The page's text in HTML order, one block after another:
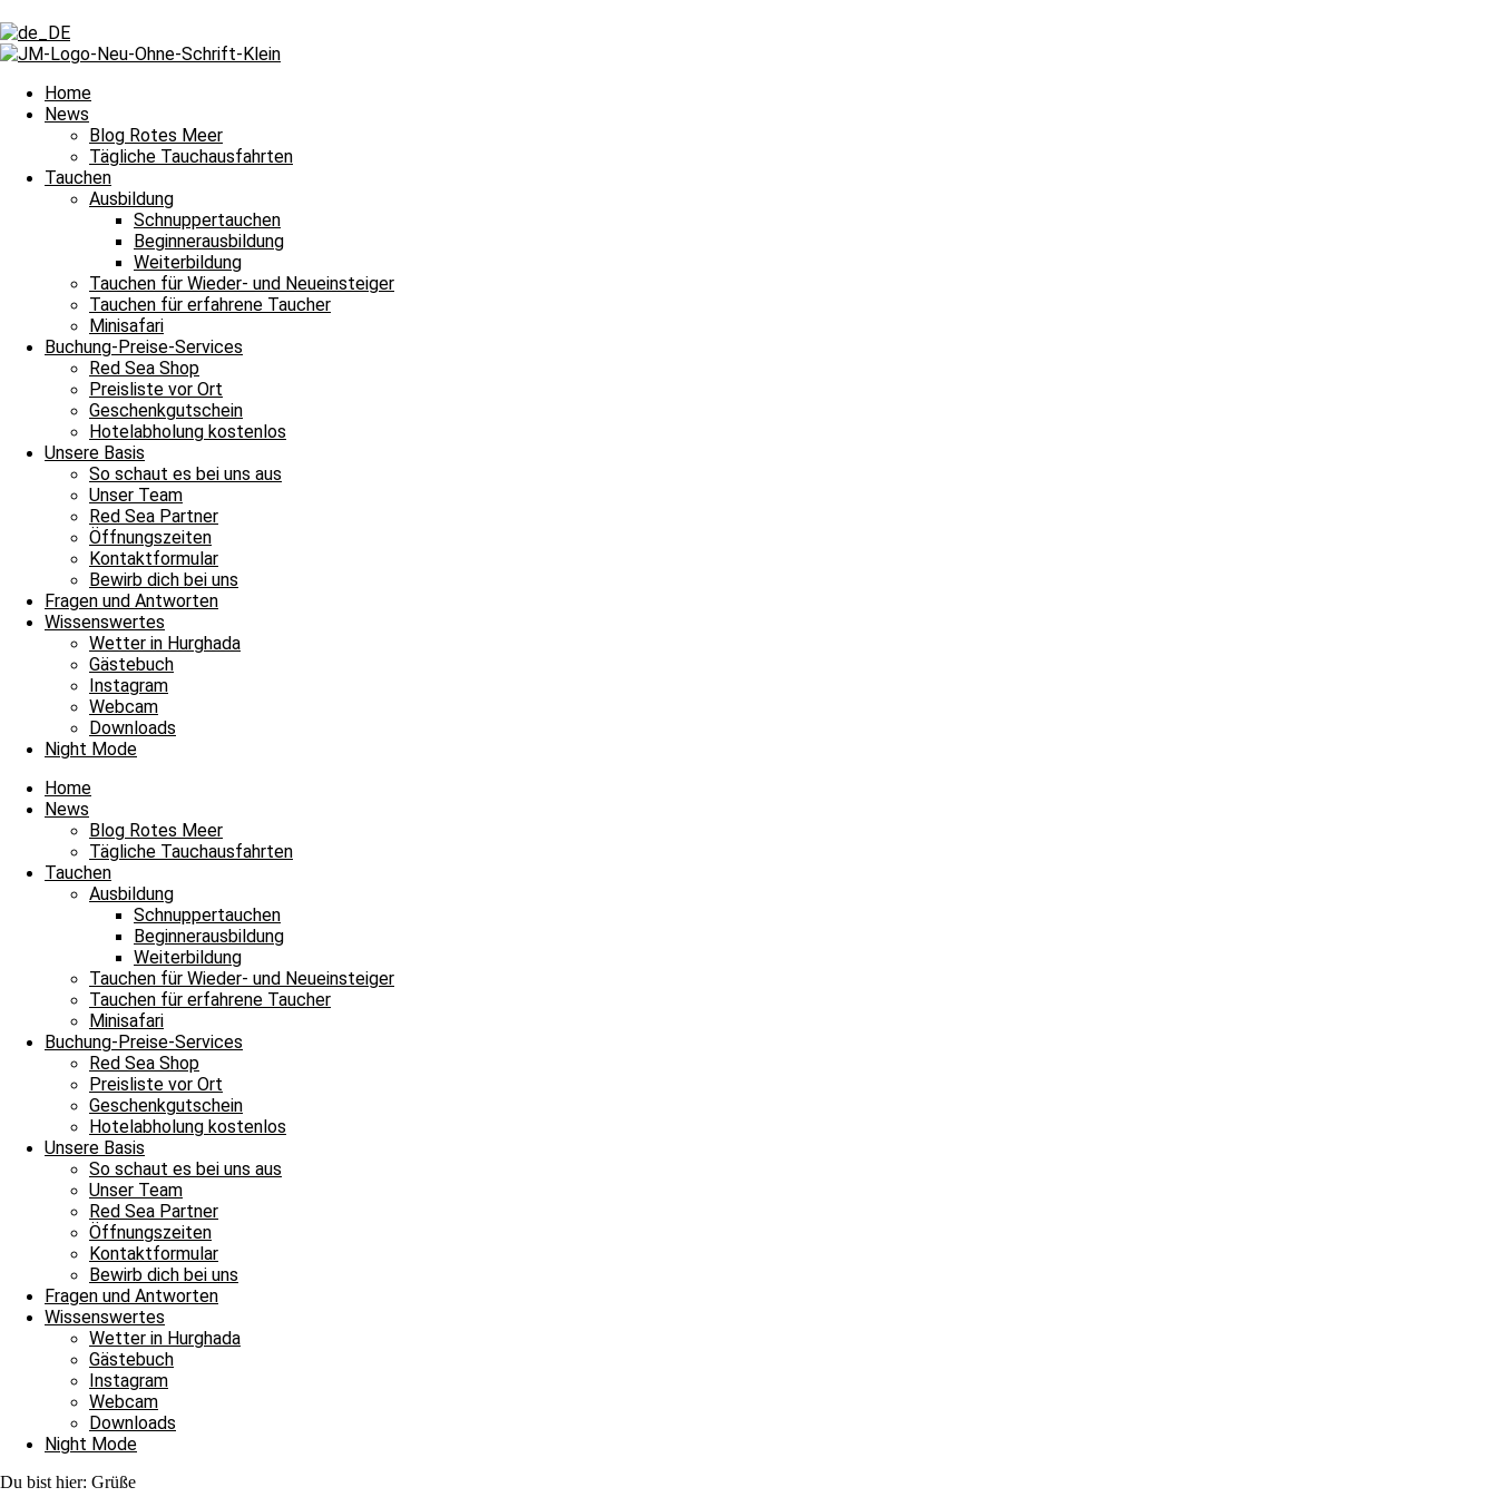
Home
News
Blog Rotes Meer
Tägliche Tauchausfahrten
Tauchen
Ausbildung
Schnuppertauchen
Beginnerausbildung
Weiterbildung
Tauchen für Wieder- und Neueinsteiger
Tauchen für erfahrene Taucher
Minisafari
Buchung-Preise-Services
Red Sea Shop
Preisliste vor Ort
Geschenkgutschein
Hotelabholung kostenlos
Unsere Basis
So schaut es bei uns aus
Unser Team
Red Sea Partner
Öffnungszeiten
Kontaktformular
Bewirb dich bei uns
Fragen und Antworten
Wissenswertes
Wetter in Hurghada
Gästebuch
Instagram
Webcam
Downloads
Night Mode
Home
News
Blog Rotes Meer
Tägliche Tauchausfahrten
Tauchen
Ausbildung
Schnuppertauchen
Beginnerausbildung
Weiterbildung
Tauchen für Wieder- und Neueinsteiger
Tauchen für erfahrene Taucher
Minisafari
Buchung-Preise-Services
Red Sea Shop
Preisliste vor Ort
Geschenkgutschein
Hotelabholung kostenlos
Unsere Basis
So schaut es bei uns aus
Unser Team
Red Sea Partner
Öffnungszeiten
Kontaktformular
Bewirb dich bei uns
Fragen und Antworten
Wissenswertes
Wetter in Hurghada
Gästebuch
Instagram
Webcam
Downloads
Night Mode
Du bist hier: Grüße
Schlagwort: Grüße
Schlagwort: Grüße
Blog Rotes Meer
Viele liebe Geburtstagsgrüße an Ute
Viele liebe Geburtstagsgrüße an Ute Viele liebe Geburtstagsgrüße gehen heute raus an Ute, denn sie ist unser unser Geburtstagskind des
Weiterlesen »
9. Juni 20241 Kommentar
Blog Rotes Meer
Für Ute alles Liebe zum Geburtstag!
Für Ute alles Liebe zum Geburtstag! Mit einem ganz herzlichen Geburtstagsgruß läuten wir heute den Freitag und damit schon fast
Weiterlesen »
9. Juni 20232 Kommentare
Blog Rotes Meer
Happy Birthday liebe Ute!
Happy Birthday liebe Ute! Den heutigen Donnerstag beginnen wir gleich mit einem kräftigen „Happy Birthday liebe Ute!“ Unsere Office- und
Weiterlesen »
9. Juni 20222 Kommentare
Blog Rotes Meer
Verliebte Valentins-Grüße vom Roten Meer
Verliebte Valentins-Grüße vom Roten Meer Mit diesen beiden Muränen schicken wir euch heute Morgen verliebte Valentins-Grüße vom Roten Meer, denn
Weiterlesen »
14. Februar 2022Keine Kommentare
Blog Rotes Meer
Eure Grüße zum Jahresende ans Rote Meer
Eure Grüße zum Jahresende ans Rote Meer Schickt Eure Grüße zum Jahresende ans Rote Meer! Dieses Jahr haben wir uns
Weiterlesen »
24. Dezember 2021Keine Kommentare
Blog Rotes Meer
Geburtstagsküsse gehen raus an Ute
Geburtstagsküsse gehen raus an Ute Unser Geburtstagskind des heutigen Tages ist Ute. Als Office Fee und Tauchlehrerin ist sie nun
Weiterlesen »
9. Juni 2021Keine Kommentare
Blog Rotes Meer
Ein extra schönes Wochenende vom Roten Meer
Ein extra schönes Wochenende vom Roten Meer wünschen wir euch. Warum eigentlich ein extra schönes Wochenende? Der Grund liegt auf
Weiterlesen »
17. Juli 2020Keine Kommentare
Impressum
Datenschutz